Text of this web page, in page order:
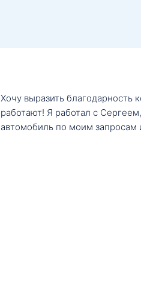
Хочу выразить благодарность
работают! Я работал с
автомобиль по моим